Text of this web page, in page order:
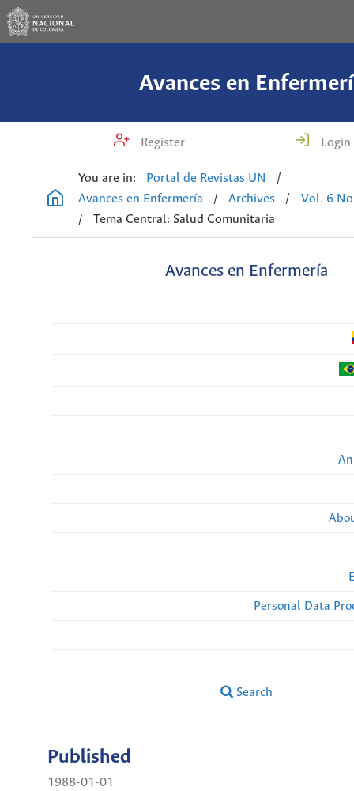
Avances en
Register Login
You are in: Portal de Revistas UN
/
Avances en Enfermería
/ Archives /
Vol. 6
/
Tema Central: Salud Comunitaria
Avances en Enfermería
Personal Data
Search
Published
1988-01-01